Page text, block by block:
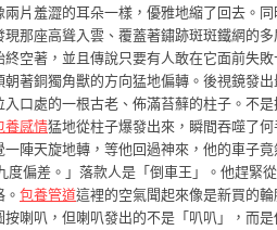
片羞澀的耳朵一樣，優雅地縮了回去。同
那座高聳入雲、覆蓋著鏽跡斑斑鐵網的多
空著，並且傳說只要有人敢在它面前失敗
著銅獨角獸的方向猛地偏轉。後視鏡發出
口處的一根古老、佈滿苔蘚的柱子。不是
養感情猛地從柱子爆發出來，瞬間吞噬了何
陣天旋地轉，等他回過神來，他的車子竟
偏差。」落款人是「倒車王」。他趕緊從
包養管道這裡的空氣聞起來像是新買的輪
喇叭，但喇叭發出的不是「叭叭」，而是